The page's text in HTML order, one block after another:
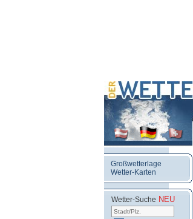
Großwetterlage
Wetter-Karten
Wetter-Suche NEU